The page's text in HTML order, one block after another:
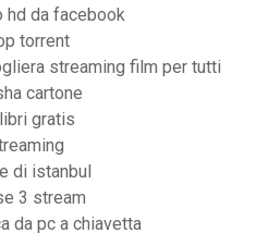
hd da facebook
torrent
streaming film per tutti
cartone
gratis
di istanbul
3 stream
da pc a chiavetta